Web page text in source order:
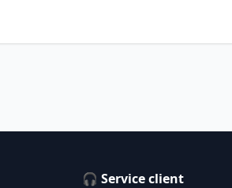
🎧 Service client